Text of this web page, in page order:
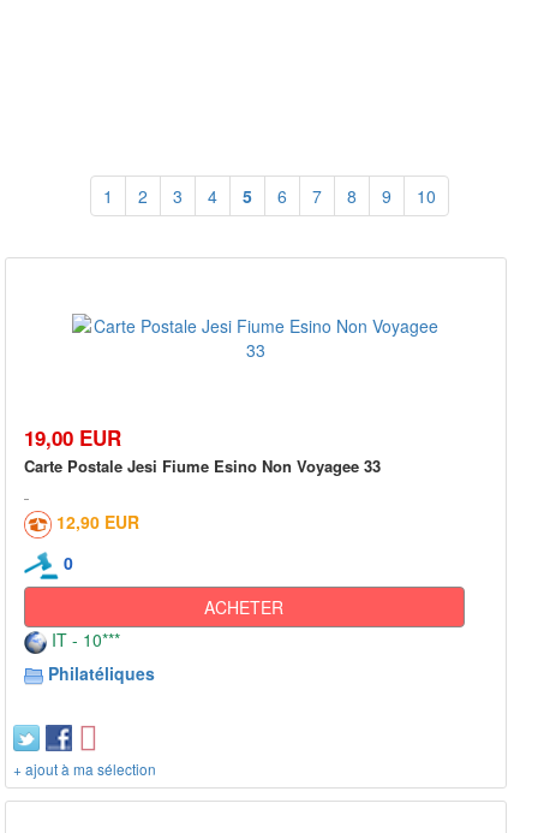
1 2 3 4 5 6 7 8 9 10
19,00 EUR
Carte Postale Jesi Fiume Esino Non Voyagee 33
12,90 EUR
0
ACHETER
IT - 10***
Philatéliques
+ ajout à ma sélection